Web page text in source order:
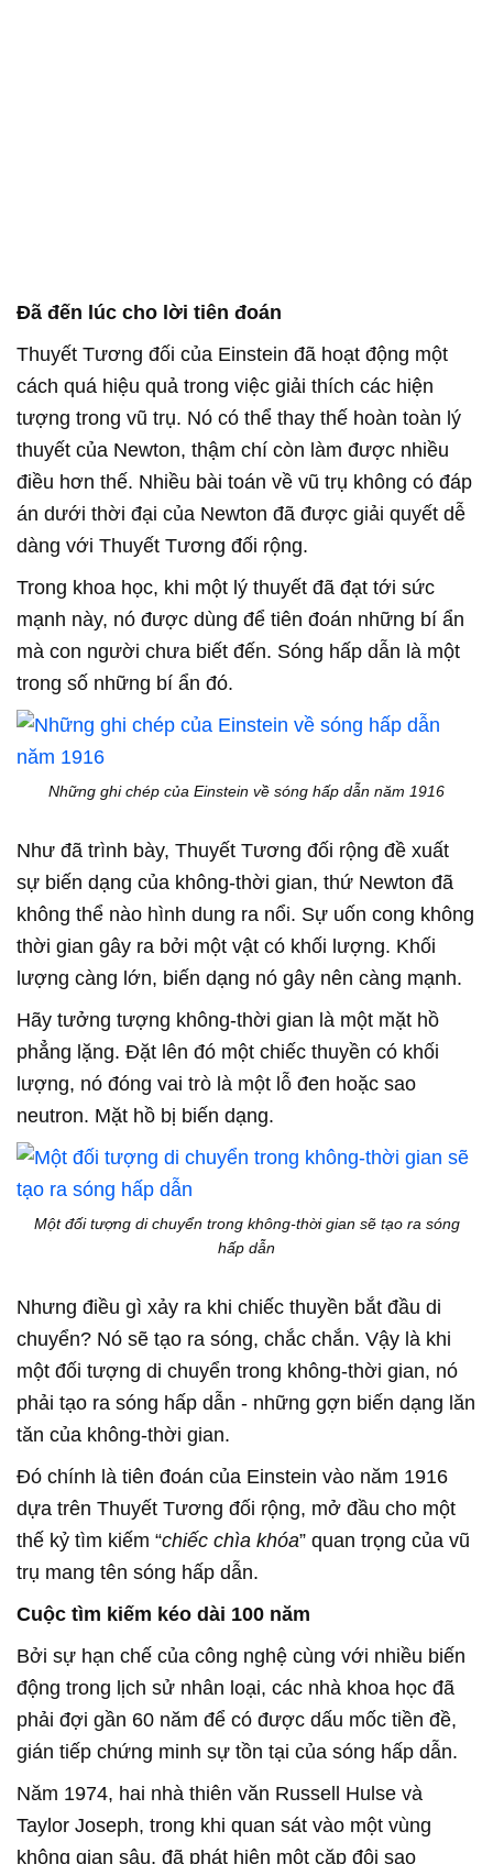
Đã đến lúc cho lời tiên đoán
Thuyết Tương đối của Einstein đã hoạt động một
cách quá hiệu quả trong việc giải thích các hiện
tượng trong vũ trụ. Nó có thể thay thế hoàn toàn lý
thuyết của Newton, thậm chí còn làm được nhiều
điều hơn thế. Nhiều bài toán về vũ trụ không có đáp
án dưới thời đại của Newton đã được giải quyết dễ
dàng với Thuyết Tương đối rộng.
Trong khoa học, khi một lý thuyết đã đạt tới sức
mạnh này, nó được dùng để tiên đoán những bí ẩn
mà con người chưa biết đến. Sóng hấp dẫn là một
trong số những bí ẩn đó.
Những ghi chép của Einstein về sóng hấp dẫn năm 1916
Như đã trình bày, Thuyết Tương đối rộng đề xuất
sự biến dạng của không-thời gian, thứ Newton đã
không thể nào hình dung ra nổi. Sự uốn cong không
thời gian gây ra bởi một vật có khối lượng. Khối
lượng càng lớn, biến dạng nó gây nên càng mạnh.
Hãy tưởng tượng không-thời gian là một mặt hồ
phẳng lặng. Đặt lên đó một chiếc thuyền có khối
lượng, nó đóng vai trò là một lỗ đen hoặc sao
neutron. Mặt hồ bị biến dạng.
Một đối tượng di chuyển trong không-thời gian sẽ tạo ra sóng
hấp dẫn
Nhưng điều gì xảy ra khi chiếc thuyền bắt đầu di
chuyển? Nó sẽ tạo ra sóng, chắc chắn. Vậy là khi
một đối tượng di chuyển trong không-thời gian, nó
phải tạo ra sóng hấp dẫn - những gợn biến dạng lăn
tăn của không-thời gian.
Đó chính là tiên đoán của Einstein vào năm 1916
dựa trên Thuyết Tương đối rộng, mở đầu cho một
thế kỷ tìm kiếm “chiếc chìa khóa” quan trọng của vũ
trụ mang tên sóng hấp dẫn.
Cuộc tìm kiếm kéo dài 100 năm
Bởi sự hạn chế của công nghệ cùng với nhiều biến
động trong lịch sử nhân loại, các nhà khoa học đã
phải đợi gần 60 năm để có được dấu mốc tiền đề,
gián tiếp chứng minh sự tồn tại của sóng hấp dẫn.
Năm 1974, hai nhà thiên văn Russell Hulse và
Taylor Joseph, trong khi quan sát vào một vùng
không gian sâu, đã phát hiện một cặp đôi sao